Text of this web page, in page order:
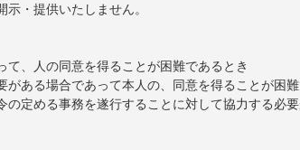
・提供いたしません。
て、人の同意を得ることが困難であるとき
ある場合であって本人の、同意を得ることが困
定める事務を遂行することに対して協力する必